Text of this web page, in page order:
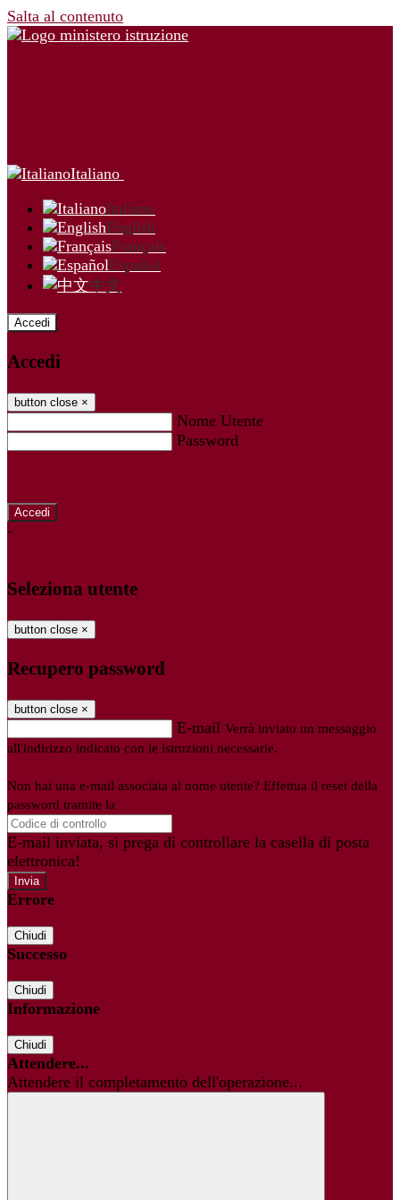
Salta al contenuto
Italiano
Italiano
English
Français
Español
中文
Accedi
Accedi
button close ×
Nome Utente
Password
-
Seleziona utente
button close ×
Recupero password
button close ×
E-mail Verrà inviato un messaggio
all'indirizzo indicato con le istruzioni necessarie.
Non hai una e-mail associata al nome utente? Effettua il reset della
password tramite la
E-mail inviata, si prega di controllare la casella di posta
elettronica!
Errore
Chiudi
Successo
Chiudi
Informazione
Chiudi
Attendere...
Attendere il completamento dell'operazione...